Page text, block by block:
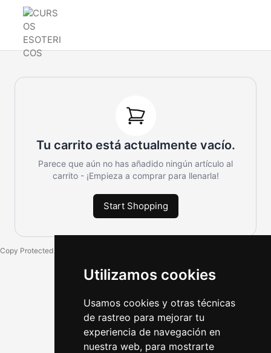
Utilizamos cookies
Usamos cookies y otras técnicas
de rastreo para mejorar tu
experiencia de navegación en
nuestra web, para mostrarte
Tu carrito está actualmente vacío.
Parece que aún no has añadido ningún artículo al
carrito - ¡Empieza a comprar para llenarla!
Start Shopping
Copy Protected by